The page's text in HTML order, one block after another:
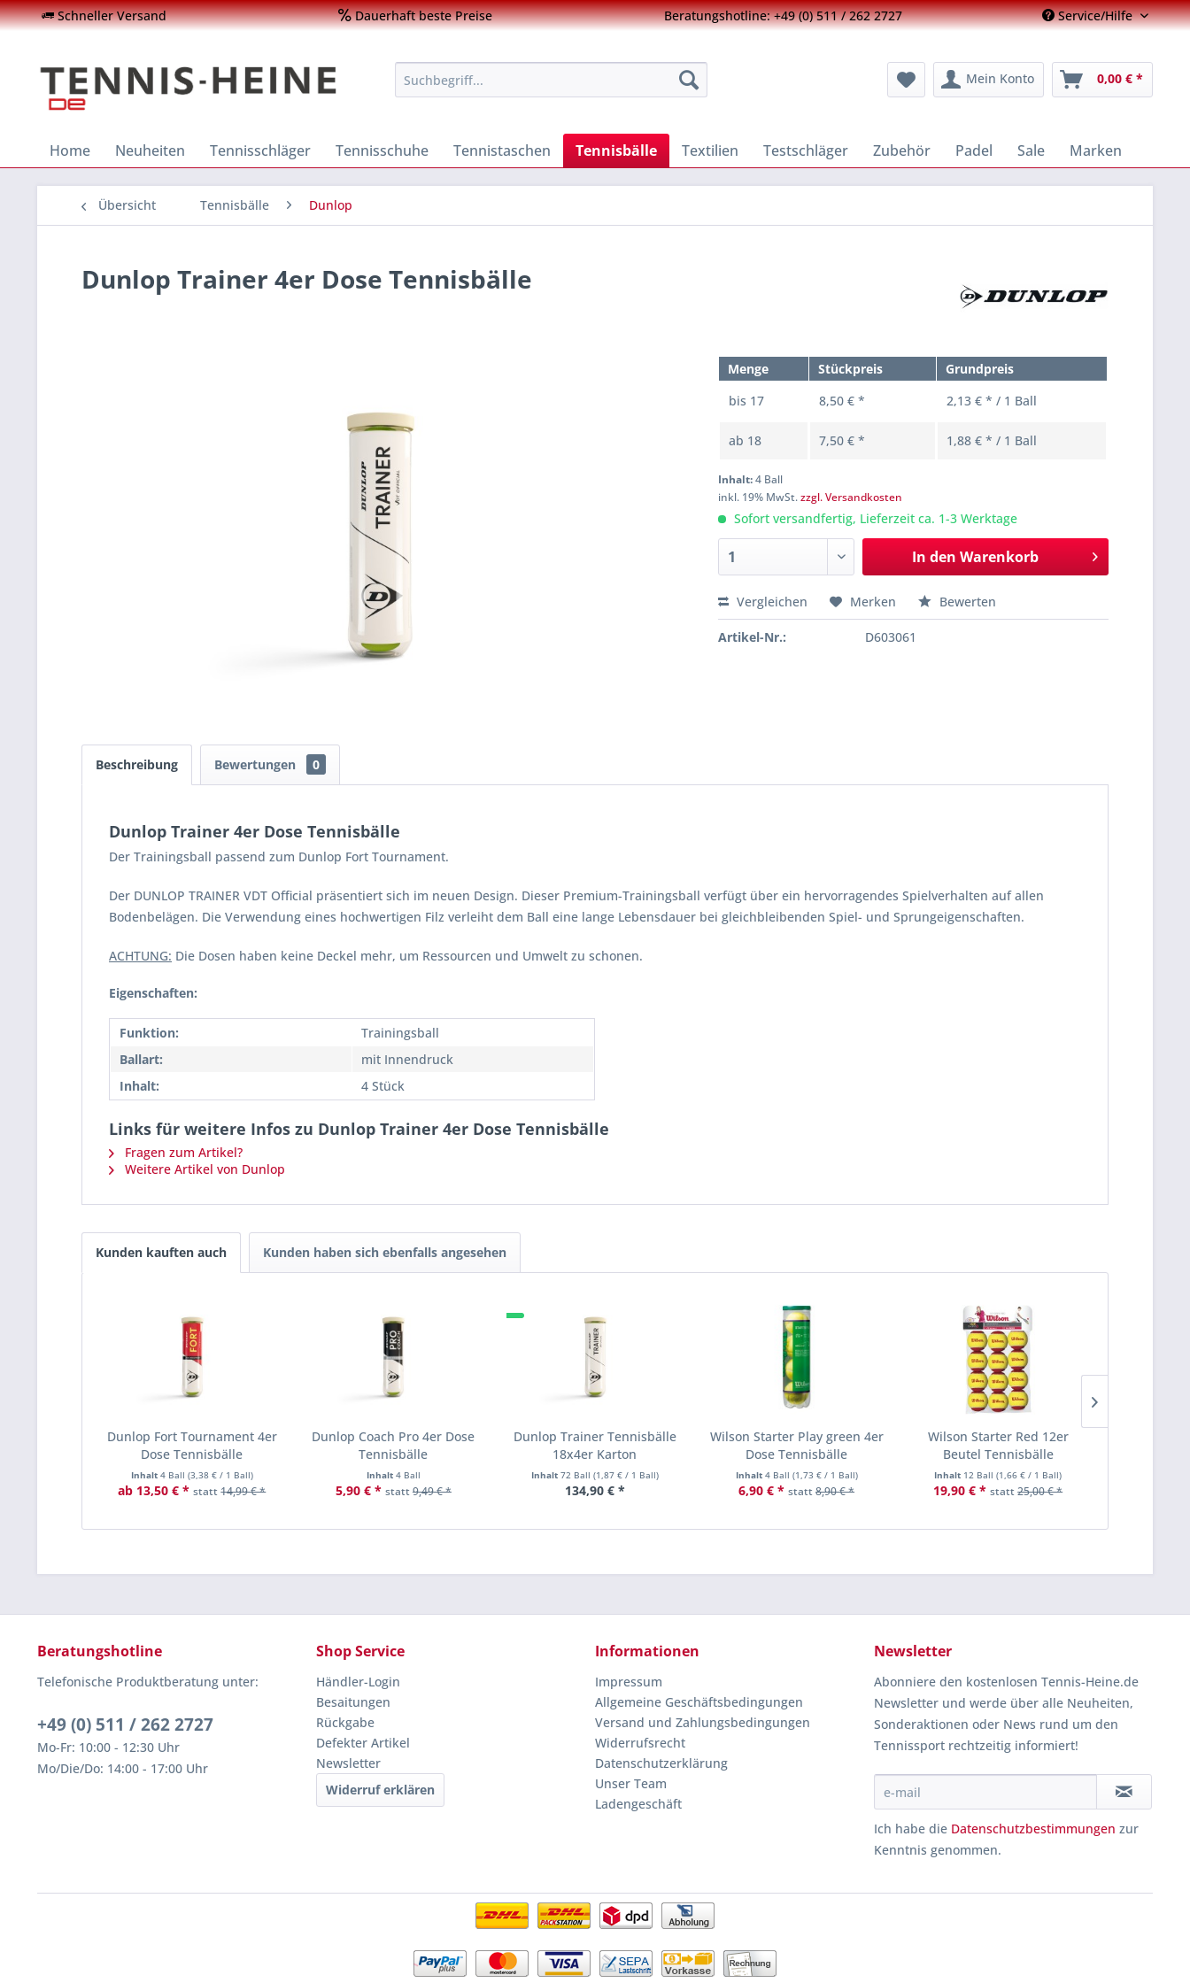
Schneller Versand Dauerhaft beste Preise Beratungshotline: +49 (0) 511 / 262 2727 Service/Hilfe
Mein Konto 0,00 € *
Home Neuheiten Tennisschläger Tennisschuhe Tennistaschen Tennisbälle Textilien Testschläger Zubehör Padel Sale Marken
Übersicht Tennisbälle Dunlop
Dunlop Trainer 4er Dose Tennisbälle
Menge Stückpreis
Grundpreis
bis 17 8,50 € * 2,13 € * / 1 Ball
ab 18 7,50 € * 1,88 € * / 1 Ball
Inhalt:4 Ball
inkl. 19% MwSt.zzgl. Versandkosten
Sofort versandfertig, Lieferzeit ca. 1-3 Werktage
In den Warenkorb
Vergleichen Merken Bewerten
Artikel-Nr.: D603061
Beschreibung Bewertungen 0
Dunlop Trainer 4er Dose Tennisbälle
Der Trainingsball passend zum Dunlop Fort Tournament.
Der DUNLOP TRAINER VDT Official präsentiert sich im neuen Design. Dieser Premium-Trainingsball verfügt über ein hervorragendes Spielverhalten auf allen
Bodenbelägen. Die Verwendung eines hochwertigen Filz verleiht dem Ball eine lange Lebensdauer bei gleichbleibenden Spiel- und Sprungeigenschaften.
ACHTUNG: Die Dosen haben keine Deckel mehr, um Ressourcen und Umwelt zu schonen.
Eigenschaften:
Funktion:
Trainingsball
Ballart:
mit Innendruck
Inhalt:
4 Stück
Links für weitere Infos zu Dunlop Trainer 4er Dose Tennisbälle
Fragen zum Artikel?
Weitere Artikel von Dunlop
Kunden kauften auch Kunden haben sich ebenfalls angesehen
Dunlop Fort Tournament 4er
Dose Tennisbälle
Inhalt 4 Ball (3,38 €/ 1 Ball)
ab 13,50 € * statt14,99 € *
Dunlop Coach Pro 4er Dose
Tennisbälle
Inhalt 4 Ball
5,90 € * statt9,49 € *
Dunlop Trainer Tennisbälle
18x4er Karton
Inhalt 72 Ball (1,87 €/ 1 Ball)
134,90 € *
Wilson Starter Play green 4er
Dose Tennisbälle
Inhalt 4 Ball (1,73 €/ 1 Ball)
6,90 € * statt8,90 € *
Wilson Starter Red 12er
Beutel Tennisbälle
Inhalt 12 Ball(1,66 € / 1 Ball)
19,90 € * statt25,00 € *
Beratungshotline
Telefonische Produktberatung unter:
+49 (0) 511 / 262 2727
Mo-Fr: 10:00 - 12:30 Uhr
Mo/Die/Do: 14:00 - 17:00 Uhr
Shop Service
Händler-Login
Besaitungen
Rückgabe
Defekter Artikel
Newsletter
Widerruf erklären
Informationen
Impressum
Allgemeine Geschäftsbedingungen
Versand und Zahlungsbedingungen
Widerrufsrecht
Datenschutzerklärung
Unser Team
Ladengeschäft
Newsletter
Abonniere den kostenlosen Tennis-Heine.de
Newsletter und werde über alle Neuheiten,
Sonderaktionen oder News rund um den
Tennissport rechtzeitig informiert!
Ich habe die Datenschutzbestimmungen zur
Kenntnis genommen.